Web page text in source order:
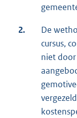
2.
De
cursus,
niet